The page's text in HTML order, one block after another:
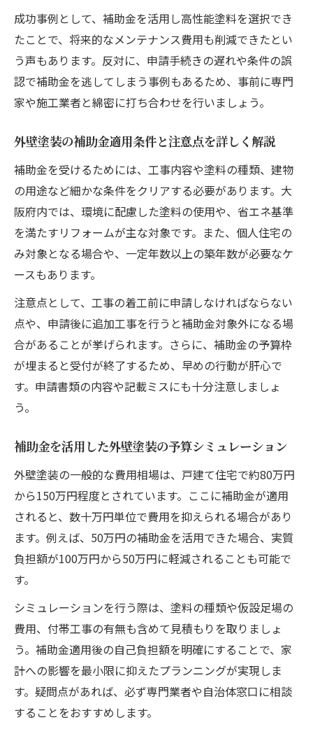
成功事例として、補助金を活用し高性能塗料を選択でき
たことで、将来的なメンテナンス費用も削減できたとい
う声もあります。反対に、申請手続きの遅れや条件の誤
認で補助金を逃してしまう事例もあるため、事前に専門
家や施工業者と綿密に打ち合わせを行いましょう。
外壁塗装の補助金適用条件と注意点を詳しく解説
補助金を受けるためには、工事内容や塗料の種類、建物
の用途など細かな条件をクリアする必要があります。大
阪府内では、環境に配慮した塗料の使用や、省エネ基準
を満たすリフォームが主な対象です。また、個人住宅の
み対象となる場合や、一定年数以上の築年数が必要なケ
ースもあります。
注意点として、工事の着工前に申請しなければならない
点や、申請後に追加工事を行うと補助金対象外になる場
合があることが挙げられます。さらに、補助金の予算枠
が埋まると受付が終了するため、早めの行動が肝心で
す。申請書類の内容や記載ミスにも十分注意しましょ
う。
補助金を活用した外壁塗装の予算シミュレーション
外壁塗装の一般的な費用相場は、戸建て住宅で約80万円
から150万円程度とされています。ここに補助金が適用
されると、数十万円単位で費用を抑えられる場合があり
ます。例えば、50万円の補助金を活用できた場合、実質
負担額が100万円から50万円に軽減されることも可能で
す。
シミュレーションを行う際は、塗料の種類や仮設足場の
費用、付帯工事の有無も含めて見積もりを取りましょ
う。補助金適用後の自己負担額を明確にすることで、家
計への影響を最小限に抑えたプランニングが実現しま
す。疑問点があれば、必ず専門業者や自治体窓口に相談
することをおすすめします。